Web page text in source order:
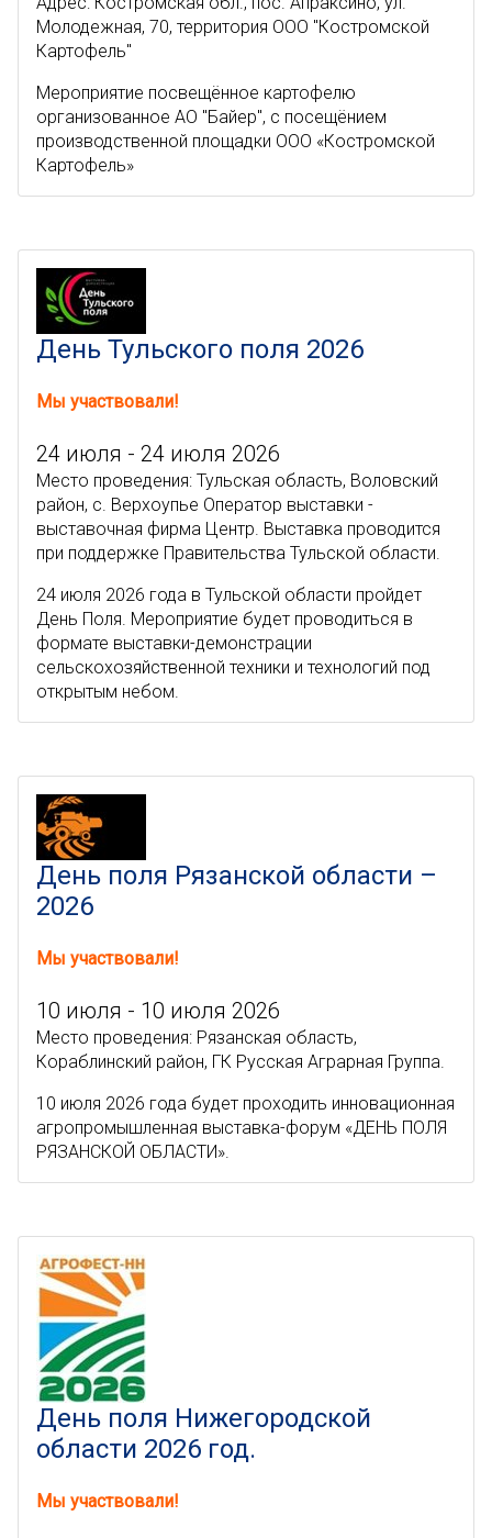
Молодежная, 70, территория ООО "Костромской
Картофель"
Мероприятие посвещённое картофелю
организованное АО "Байер", с посещёнием
производственной площадки ООО «Костромской
Картофель»
День Тульского поля 2026
Мы участвовали!
24 июля - 24 июля 2026
Место проведения: Тульская область, Воловский
район, с. Верхоупье Оператор выставки -
выставочная фирма Центр. Выставка проводится
при поддержке Правительства Тульской области.
24 июля 2026 года в Тульской области пройдет
День Поля. Мероприятие будет проводиться в
формате выставки-демонстрации
сельскохозяйственной техники и технологий под
открытым небом.
День поля Рязанской области –
2026
Мы участвовали!
10 июля - 10 июля 2026
Место проведения: Рязанская область,
Кораблинский район, ГК Русская Аграрная Группа.
10 июля 2026 года будет проходить инновационная
агропромышленная выставка-форум «ДЕНЬ ПОЛЯ
РЯЗАНСКОЙ ОБЛАСТИ».
День поля Нижегородской
области 2026 год.
Мы участвовали!